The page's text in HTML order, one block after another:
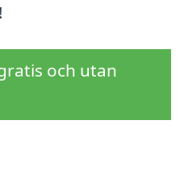
och utan